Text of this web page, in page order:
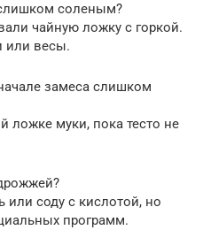
соленым?
чайную ложку с горкой.
или весы.
замеса слишком
ложке муки, пока тесто не
или соду с кислотой, но
программ.